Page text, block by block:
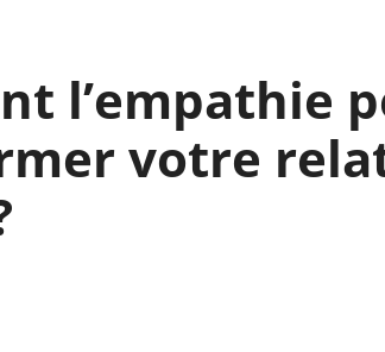
l’empathie
votre